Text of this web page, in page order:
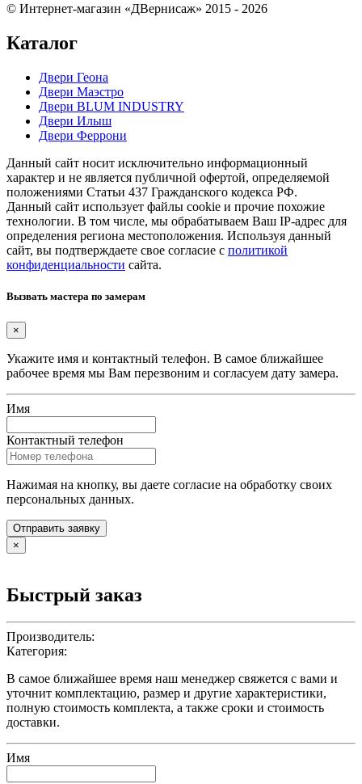
© Интернет-магазин «ДВернисаж» 2015 - 2026
Каталог
Двери Геона
Двери Маэстро
Двери BLUM INDUSTRY
Двери Илыш
Двери Феррони
Данный сайт носит исключительно информационный
характер и не является публичной офертой, определяемой
положениями Статьи 437 Гражданского кодекса РФ.
Данный сайт использует файлы cookie и прочие похожие
технологии. В том числе, мы обрабатываем Ваш IP-адрес для
определения региона местоположения. Используя данный
сайт, вы подтверждаете свое согласие с политикой
конфиденциальности сайта.
Вызвать мастера по замерам
×
Укажите имя и контактный телефон. В самое ближайшее
рабочее время мы Вам перезвоним и согласуем дату замера.
Имя
Контактный телефон
Нажимая на кнопку, вы даете согласие на обработку своих
персональных данных.
Отправить заявку
×
Быстрый заказ
Производитель:
Категория:
В самое ближайшее время наш менеджер свяжется с вами и
уточнит комплектацию, размер и другие характеристики,
полную стоимость комплекта, а также сроки и стоимость
доставки.
Имя